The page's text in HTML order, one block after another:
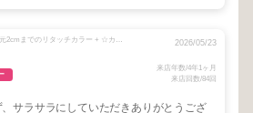
メニュー/ ブロー + ☆根元2cmまでのリタッチカラー + ☆カラーに入れる魔法のトリートメント 2026/05/23
来店年数/4年1ヶ月
来店回数/84回
サラサラにしていただきありがとうござ